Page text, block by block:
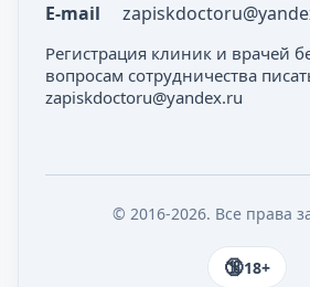
E-mail
Регистрация клиник и врачей
вопросам сотрудничества
zapiskdoctoru@yandex.ru
© 2016-2026. Все права
18+